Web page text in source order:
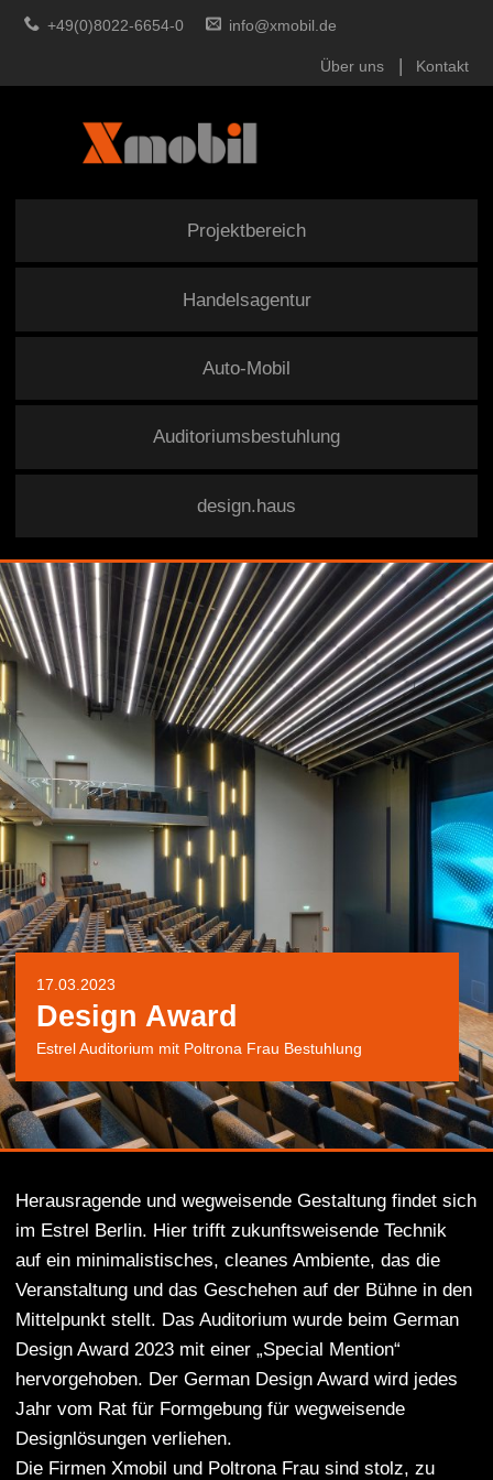
+49(0)8022-6654-0 info@xmobil.de
Über uns Kontakt
Projektbereich
Handelsagentur
Auto-Mobil
Auditoriumsbestuhlung
design.haus
17.03.2023
Design Award
Estrel Auditorium mit Poltrona Frau Bestuhlung
Herausragende und wegweisende Gestaltung findet sich
im Estrel Berlin. Hier trifft zukunftsweisende Technik
auf ein minimalistisches, cleanes Ambiente, das die
Veranstaltung und das Geschehen auf der Bühne in den
Mittelpunkt stellt. Das Auditorium wurde beim German
Design Award 2023 mit einer „Special Mention“
hervorgehoben. Der German Design Award wird jedes
Jahr vom Rat für Formgebung für wegweisende
Designlösungen verliehen.
Die Firmen Xmobil und Poltrona Frau sind stolz, zu